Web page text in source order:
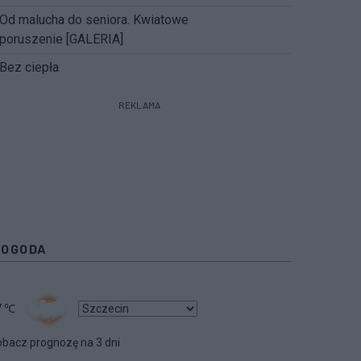
Od malucha do seniora. Kwiatowe
poruszenie [GALERIA]
Bez ciepła
REKLAMA
℃
prognozę na 3 dni